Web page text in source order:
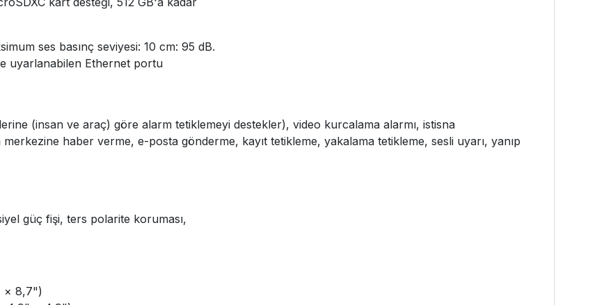
ses basınç seviyesi: 10 cm: 95 dB.
uyarlanabilen Ethernet portu
(insan ve araç) göre alarm tetiklemeyi destekler), video kurcalama alarmı, istisna
haber verme, e-posta gönderme, kayıt tetikleme, yakalama tetikleme, sesli uyarı, yanıp
güç fişi, ters polarite koruması,
× 8,7")